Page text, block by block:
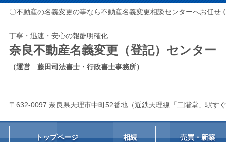
〇不動産の名義変更の事なら不動産名義変更相談センターへお任せ
丁寧・迅速・安心の報酬明確化
奈良不動産名義変更（登記）センター
（運営 藤田司法書士・行政書士事務所）
〒632-0097 奈良県天理市中町52番地（近鉄天理線「二階堂」駅す
トップページ 相続 売買・新築